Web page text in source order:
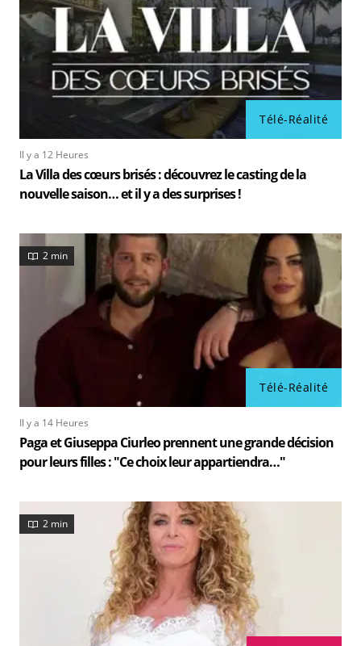
Télé-Réalité
Il y a 12 Heures
La Villa des cœurs brisés : découvrez le casting de la
nouvelle saison… et il y a des surprises !
Télé-Réalité
2 min
Il y a 14 Heures
Paga et Giuseppa Ciurleo prennent une grande décision
pour leurs filles : "Ce choix leur appartiendra…"
2 min